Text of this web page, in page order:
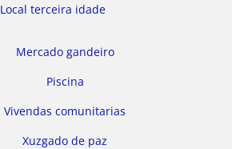
Local terceira idade
Mercado gandeiro
Piscina
Vivendas comunitarias
Xuzgado de paz